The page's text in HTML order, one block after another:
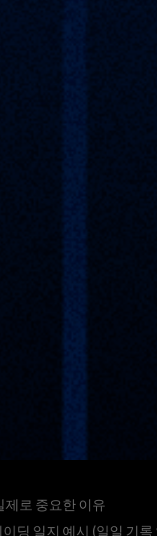
제로 중요한 이유
딩 일지 예시 (일일 기록